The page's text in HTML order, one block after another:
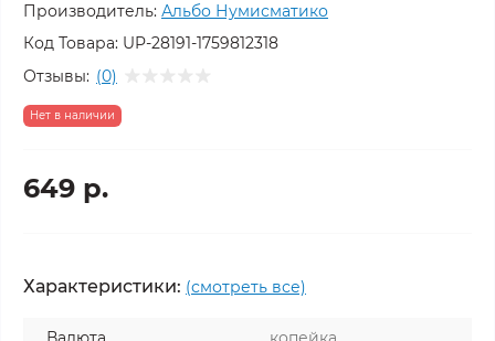
Производитель: Альбо Нумисматико
Код Товара: UP-28191-1759812318
Отзывы: (0)
Нет в наличии
649 р.
Характеристики: (смотреть все)